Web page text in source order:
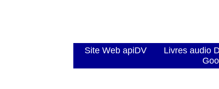
Site Web apiDV
Livres audio